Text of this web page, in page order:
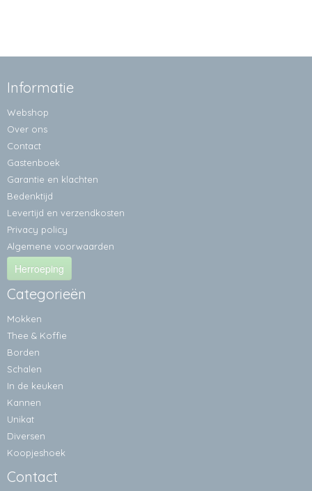
Informatie
Webshop
Over ons
Contact
Gastenboek
Garantie en klachten
Bedenktijd
Levertijd en verzendkosten
Privacy policy
Algemene voorwaarden
Herroeping
Categorieën
Mokken
Thee & Koffie
Borden
Schalen
In de keuken
Kannen
Unikat
Diversen
Koopjeshoek
Contact